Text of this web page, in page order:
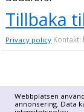
Webbplatsen
annonsering. Data
Tillbaka
Privacy policy Kontakt: